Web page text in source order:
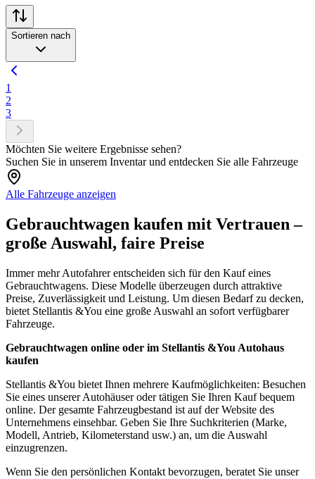
Sortieren nach
1
2
3
Möchten Sie weitere Ergebnisse sehen?
Suchen Sie in unserem Inventar und entdecken Sie alle Fahrzeuge
Alle Fahrzeuge anzeigen
Gebrauchtwagen kaufen mit Vertrauen –
große Auswahl, faire Preise
Immer mehr Autofahrer entscheiden sich für den Kauf eines
Gebrauchtwagens. Diese Modelle überzeugen durch attraktive
Preise, Zuverlässigkeit und Leistung. Um diesen Bedarf zu decken,
bietet Stellantis &You eine große Auswahl an sofort verfügbarer
Fahrzeuge.
Gebrauchtwagen online oder im Stellantis &You Autohaus
kaufen
Stellantis &You bietet Ihnen mehrere Kaufmöglichkeiten: Besuchen
Sie eines unserer Autohäuser oder tätigen Sie Ihren Kauf bequem
online. Der gesamte Fahrzeugbestand ist auf der Website des
Unternehmens einsehbar. Geben Sie Ihre Suchkriterien (Marke,
Modell, Antrieb, Kilometerstand usw.) an, um die Auswahl
einzugrenzen.
Wenn Sie den persönlichen Kontakt bevorzugen, beratet Sie unser